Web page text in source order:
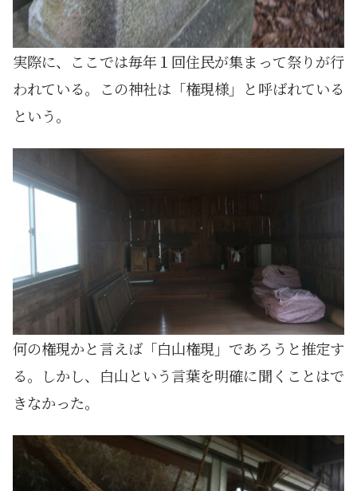
実際に、ここでは毎年１回住民が集まって祭りが行
われている。この神社は「権現様」と呼ばれている
という。
何の権現かと言えば「白山権現」であろうと推定す
る。しかし、白山という言葉を明確に聞くことはで
きなかった。